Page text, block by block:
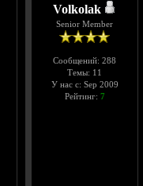
Volkolak
Senior Member
Сообщений: 288
Темы: 11
У нас с: Sep 2009
Рейтинг: 7